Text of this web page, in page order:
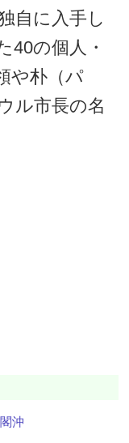
自に入手し
40の個人・
や朴（パ
ル市長の名
沖